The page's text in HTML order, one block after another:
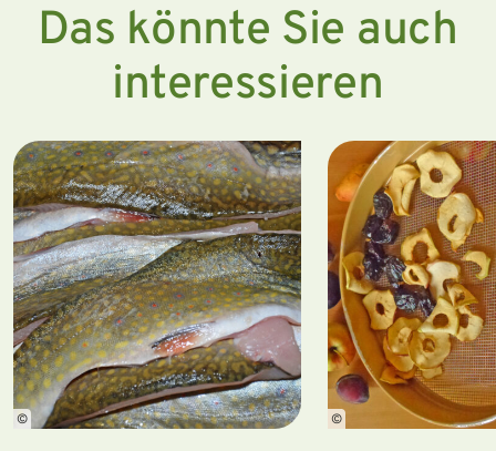
Das könnte Sie auch
interessieren
© ©